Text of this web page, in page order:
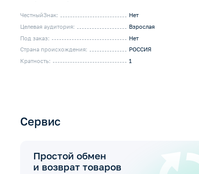
ЧестныйЗнак:
Нет
Целевая аудитория:
Взрослая
Под заказ:
Нет
Страна происхождения:
РОССИЯ
Кратность:
1
Сервис
Простой обмен
и возврат товаров